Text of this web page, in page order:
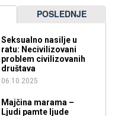
POSLEDNJE
Seksualno nasilje u
ratu: Necivilizovani
problem civilizovanih
društava
06.10.2025
Majčina marama –
Ljudi pamte ljude